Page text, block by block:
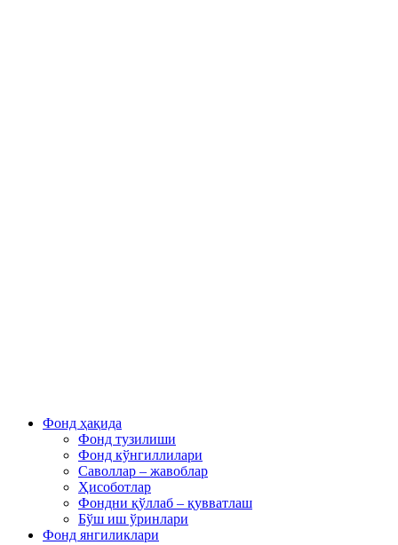
Фонд ҳақида
Фонд тузилиши
Фонд кўнгиллилари
Саволлар – жавоблар
Ҳисоботлар
Фондни қўллаб – қувватлаш
Бўш иш ўринлари
Фонд янгиликлари